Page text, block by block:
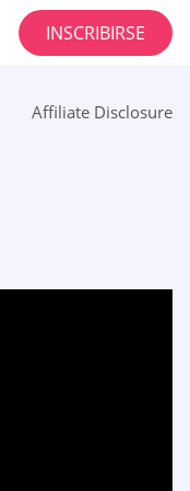
INSCRIBIRSE
Affiliate Disclosure